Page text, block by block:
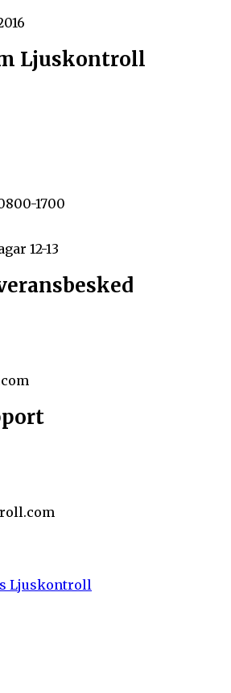
Ljuskontroll
1700
12-13
Ljuskontroll